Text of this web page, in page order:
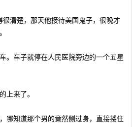
清楚，那天他接待美国鬼子，很晚才
车子就停在人民医院旁边的一个五星
来了。
知道那个男的竟然侧过身，直接搂住